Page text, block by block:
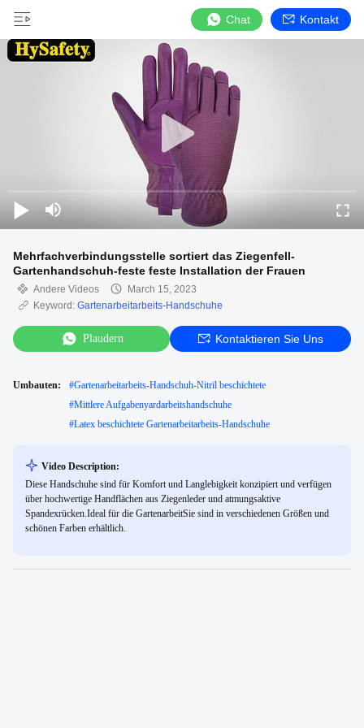
Chat Kontakt
Mehrfachverbindungsstelle sortiert das Ziegenfell-
Gartenhandschuh-feste feste Installation der Frauen
Andere Videos
March 15, 2023
Keyword: Gartenarbeitarbeits-Handschuhe
Plaudern Kontaktieren Sie Uns
Umbauten: #Gartenarbeitarbeits-Handschuh-Nitril beschichtete
#Mittlere Aufgabenyardarbeitshandschuhe
#Latex beschichtete Gartenarbeitarbeits-Handschuhe
Video Description:
Diese Handschuhe sind für Komfort und Langlebigkeit konzipiert und verfügen
über hochwertige Handflächen aus Ziegenleder und atmungsaktive
Spandexrücken.Ideal für die GartenarbeitSie sind in verschiedenen Größen und
schönen Farben erhältlich.